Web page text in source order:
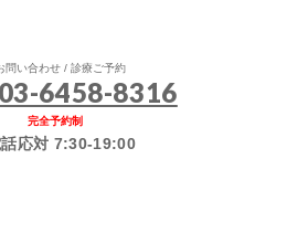
問い合わせ / 診療ご予約
03-6458-8316
完全予約制
話応対 7:30-19:00